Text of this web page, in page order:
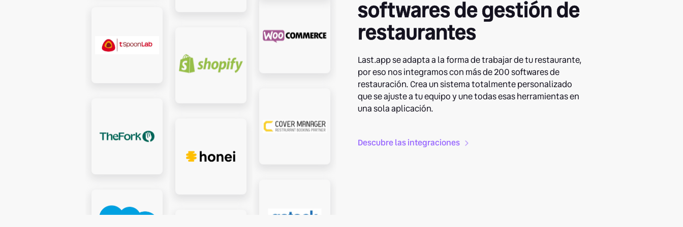
softwares degestión de
restaurantes
Last.app se adapta a la forma de trabajar de tu restaurante,
por eso nos integramos con más de 200 softwares de
restauración. Crea un sistema totalmente personalizado
que se ajuste a tu equipo y une todas esas herramientas en
una sola aplicación.
Descubre las integraciones